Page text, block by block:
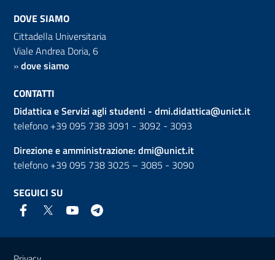
DOVE SIAMO
Cittadella Universitaria
Viale Andrea Doria, 6
»dove siamo
CONTATTI
Didattica e Servizi agli studenti - dmi.didattica@unict.it
telefono +39 095 738 3091 - 3092 - 3093
Direzione e amministrazione: dmi@unict.it
telefono +39 095 738 3025 – 3085 - 3090
SEGUICI SU
Link e informazioni utili